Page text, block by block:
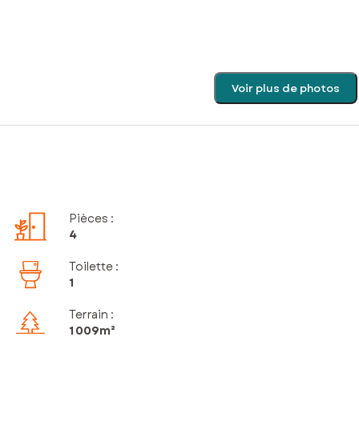
Voir plus de photos
Pièces :
4
Toilette :
1
Terrain :
1 009m²